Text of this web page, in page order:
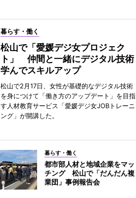
暮らす・働く
松山で「愛媛デジ女プロジェク
ト」 仲間と一緒にデジタル技術
学んでスキルアップ
松山で2月17日、女性が基礎的なデジタル技術
を身につけて「働き方のアップデート」を目指
す人材教育サービス「愛媛デジ女JOBトレーニ
ング」が開講した。
暮らす・働く
都市部人材と地域企業をマッ
チング 松山で「だんだん複
業団」事例報告会